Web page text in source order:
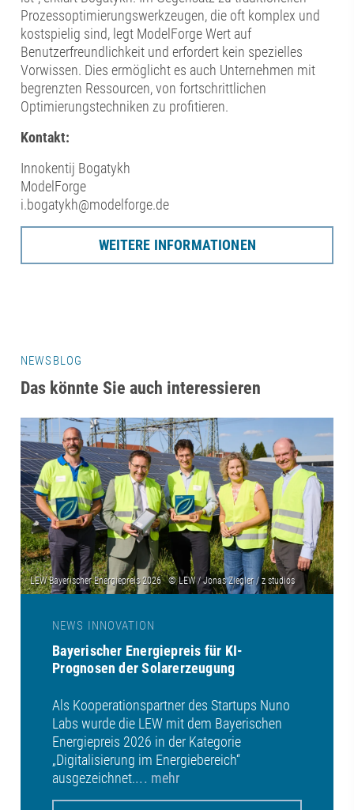
Prozessoptimierungswerkzeugen, die oft komplex und
kostspielig sind, legt ModelForge Wert auf
Benutzerfreundlichkeit und erfordert kein spezielles
Vorwissen. Dies ermöglicht es auch Unternehmen mit
begrenzten Ressourcen, von fortschrittlichen
Optimierungstechniken zu profitieren.
Kontakt:
Innokentij Bogatykh
ModelForge
i.bogatykh@modelforge.de
WEITERE INFORMATIONEN
NEWSBLOG
Das könnte Sie auch interessieren
NEWS INNOVATION
Bayerischer Energiepreis für KI-
Prognosen der Solarerzeugung
Als Kooperationspartner des Startups Nuno
Labs wurde die LEW mit dem Bayerischen
Energiepreis 2026 in der Kategorie
„Digitalisierung im Energiebereich“
ausgezeichnet.... mehr